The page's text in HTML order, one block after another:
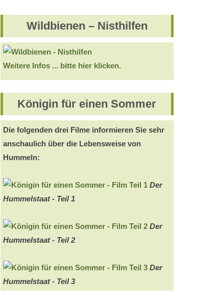
Wildbienen – Nisthilfen
Weitere Infos ... bitte hier klicken.
Königin für einen Sommer
Die folgenden drei Filme informieren Sie sehr
anschaulich über die Lebensweise von
Hummeln:
Der
Hummelstaat - Teil 1
Der
Hummelstaat - Teil 2
Der
Hummelstaat - Teil 3